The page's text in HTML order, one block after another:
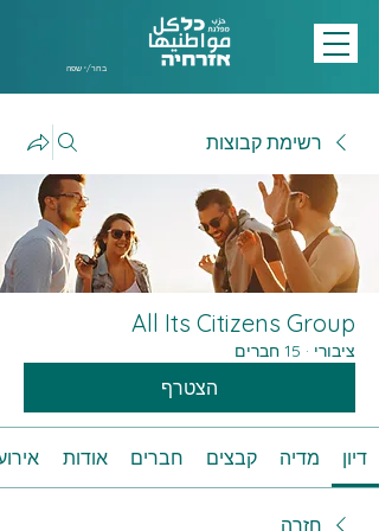
בחר/י שפה
רשימת קבוצות
All Its Citizens Group
ציבורי · 15 חברים
הצטרף
דיון מדיה קבצים חברים אודות
חזרה